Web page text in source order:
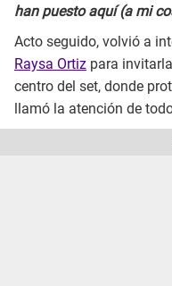
han puesto aquí (a mi
Acto seguido, volvió a
Raysa Ortiz para
centro del set, donde
llamó la atención de